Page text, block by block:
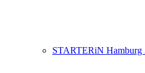
STARTERiN Hamburg